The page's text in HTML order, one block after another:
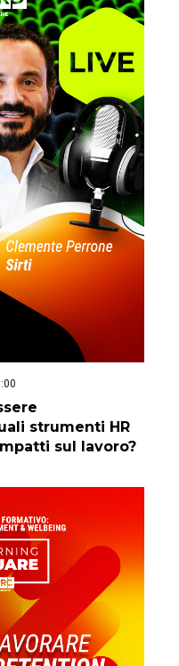
strumenti HR
sul lavoro?